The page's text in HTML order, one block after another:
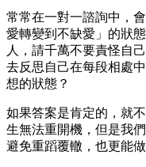
常常在一對一諮詢中，
愛轉變到不缺愛」的狀
人，請千萬不要責怪自
去反思自己在每段相處
想的狀態？
如果答案是肯定的，就
生無法重開機，但是我
避免重蹈覆轍，也更能